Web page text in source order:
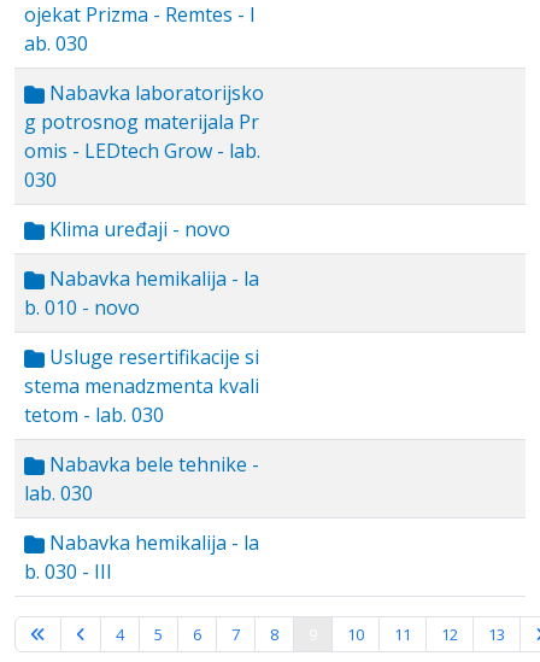
ojekat Prizma - Remtes - l
ab. 030
Nabavka laboratorijsko
g potrosnog materijala Pr
omis - LEDtech Grow - lab.
030
Klima uređaji - novo
Nabavka hemikalija - la
b. 010 - novo
Usluge resertifikacije si
stema menadzmenta kvali
tetom - lab. 030
Nabavka bele tehnike -
lab. 030
Nabavka hemikalija - la
b. 030 - III
Strana 9 od 16
4 5 6 7 8 10 11 12 13